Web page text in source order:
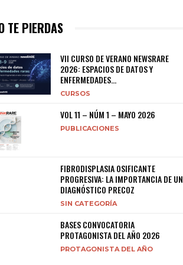
TE PIERDAS
VII CURSO DE VERANO NEWSRARE
2026: ESPACIOS DE DATOS Y
ENFERMEDADES...
CURSOS
VOL 11 – NÚM 1 – MAYO 2026
PUBLICACIONES
FIBRODISPLASIA OSIFICANTE
PROGRESIVA: LA IMPORTANCIA DE UN
DIAGNÓSTICO PRECOZ
SIN CATEGORÍA
BASES CONVOCATORIA
PROTAGONISTA DEL AÑO 2026
PROTAGONISTA DEL AÑO